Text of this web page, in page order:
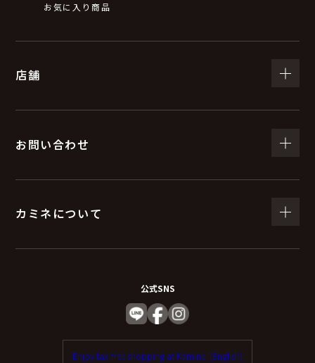
お気に入り商品
店舗
お問い合わせ
カミネについて
公式SNS
Enjoy tax-free shopping at Kamine. (English)